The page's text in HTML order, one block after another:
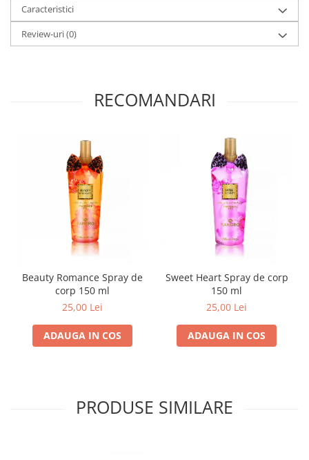
Caracteristici
Review-uri(0)
RECOMANDARI
Beauty Romance Spray de
corp 150 ml
25,00 Lei
ADAUGA IN COS
Sweet Heart Spray de corp
150 ml
25,00 Lei
ADAUGA IN COS
PRODUSE SIMILARE